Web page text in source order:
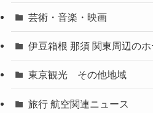
芸術・音楽・映画
伊豆箱根 那須 関東周辺の
東京観光 その他地域
旅行 航空関連ニュース